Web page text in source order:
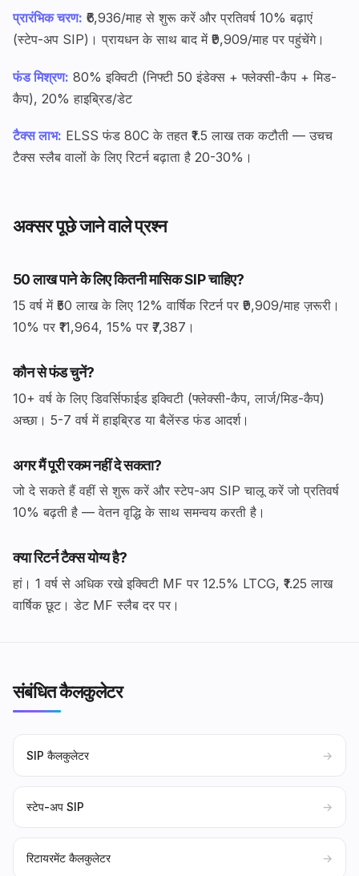
प्रारंभिक चरण: ₹6,936/माह से शुरू करें और प्रतिवर्ष 10% बढ़ाएं
(स्टेप-अप SIP)। प्रायधन के साथ बाद में ₹9,909/माह पर पहुंचेंगे।
फंड मिश्रण: 80% इक्विटी (निफ्टी 50 इंडेक्स + फ्लेक्सी-कैप + मिड-
कैप), 20% हाइब्रिड/डेट
टैक्स लाभ: ELSS फंड 80C के तहत ₹1.5 लाख तक कटौती — उचच
टैक्स स्लैब वालों के लिए रिटर्न बढ़ाता है 20-30%।
अक्सर पूछे जाने वाले प्रश्न
₹50 लाख पाने के लिए कितनी मासिक SIP चाहिए?
15 वर्ष में ₹50 लाख के लिए 12% वार्षिक रिटर्न पर ₹9,909/माह ज़रूरी।
10% पर ₹11,964, 15% पर ₹7,387।
कौन से फंड चुनें?
10+ वर्ष के लिए डिवर्सिफाईड इक्विटी (फ्लेक्सी-कैप, लार्ज/मिड-कैप)
अच्छा। 5-7 वर्ष में हाइब्रिड या बैलेंस्ड फंड आदर्श।
अगर मैं पूरी रकम नहीं दे सकता?
जो दे सकते हैं वहीं से शुरू करें और स्टेप-अप SIP चालू करें जो प्रतिवर्ष
10% बढ़ती है — वेतन वृद्धि के साथ समन्वय करती है।
क्या रिटर्न टैक्स योग्य है?
हां। 1 वर्ष से अधिक रखे इक्विटी MF पर 12.5% LTCG, ₹1.25 लाख
वार्षिक छूट। डेट MF स्लैब दर पर।
संबंधित कैलकुलेटर
SIP कैलकुलेटर →
स्टेप-अप SIP →
रिटायरमेंट कैलकुलेटर →